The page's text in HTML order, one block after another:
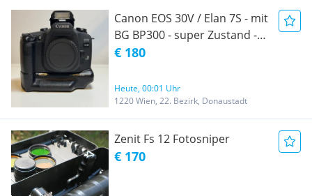
Canon EOS 30V / Elan 7S - mit
BG BP300 - super Zustand -
Film getestet!
€ 180
Heute, 00:01 Uhr
1220 Wien, 22. Bezirk, Donaustadt
Zenit Fs 12 Fotosniper
€ 170